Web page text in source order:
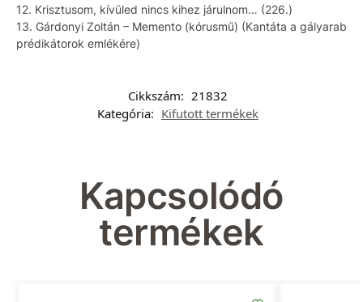
12. Krisztusom, kívüled nincs kihez járulnom… (226.)
13. Gárdonyi Zoltán – Memento (kórusmű) (Kantáta a gályarab
prédikátorok emlékére)
Cikkszám: 21832
Kategória: Kifutott termékek
Kapcsolódó
termékek